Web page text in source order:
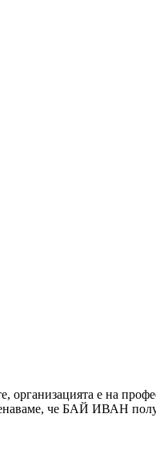
организацията е на
че БАЙ ИВАН